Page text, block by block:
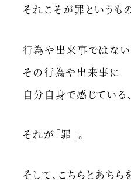
それこそが罪というもの
行為や出来事ではない
その行為や出来事に
自分自身で感じている
それが「罪」。
そして、こちらとあちら